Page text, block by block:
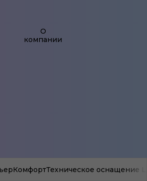
О
компании
КомфортТехническое оснащение